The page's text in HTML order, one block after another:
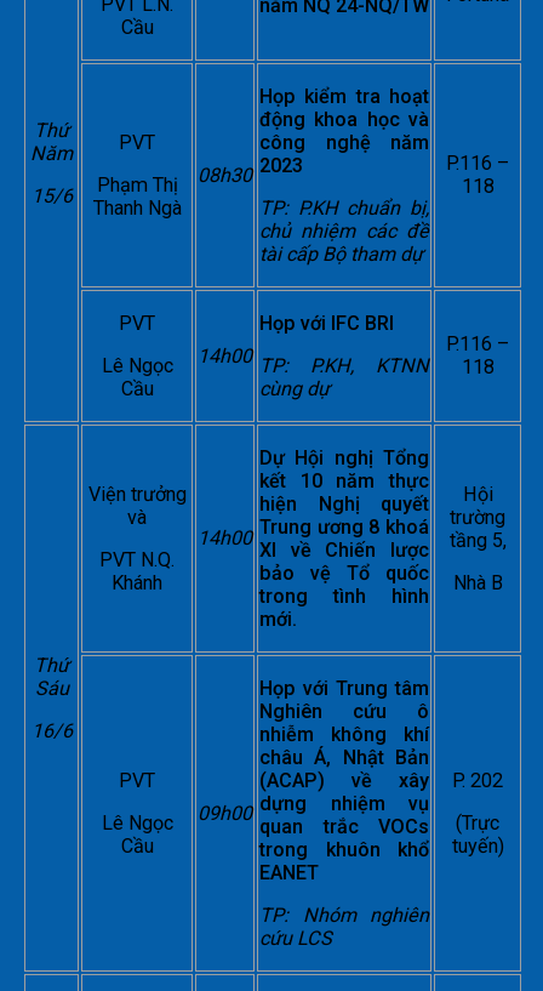
Thứ
Năm
15/6
Cầu
năm NQ 24-NQ/TW
PVT
Phạm Thị
Thanh Ngà
08h30
Họp kiểm tra hoạt
động khoa học và
công nghệ năm
2023
TP: P.KH chuẩn bị,
chủ nhiệm các đề
tài cấp Bộ tham dự
P.116 –
118
PVT
Lê Ngọc
Cầu
14h00
Họp với IFC BRI
TP: P.KH, KTNN
cùng dự
P.116 –
118
Thứ
Sáu
16/6
Viện trưởng
và
PVT N.Q.
Khánh
14h00
Dự Hội nghị Tổng
kết 10 năm thực
hiện Nghị quyết
Trung ương 8 khoá
XI về Chiến lược
bảo vệ Tổ quốc
trong tình hình
mới.
Hội
trường
tầng 5,
Nhà B
PVT
Lê Ngọc
Cầu
09h00
Họp với Trung tâm
Nghiên cứu ô
nhiễm không khí
châu Á, Nhật Bản
(ACAP) về xây
dựng nhiệm vụ
quan trắc VOCs
trong khuôn khổ
EANET
TP: Nhóm nghiên
cứu LCS
P. 202
(Trực
tuyến)